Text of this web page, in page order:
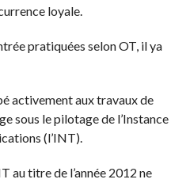
loyale.
pratiquées selon OT, il ya
activement aux travaux de
sous le pilotage de l’Instance
(l’INT).
au titre de l’année 2012 ne